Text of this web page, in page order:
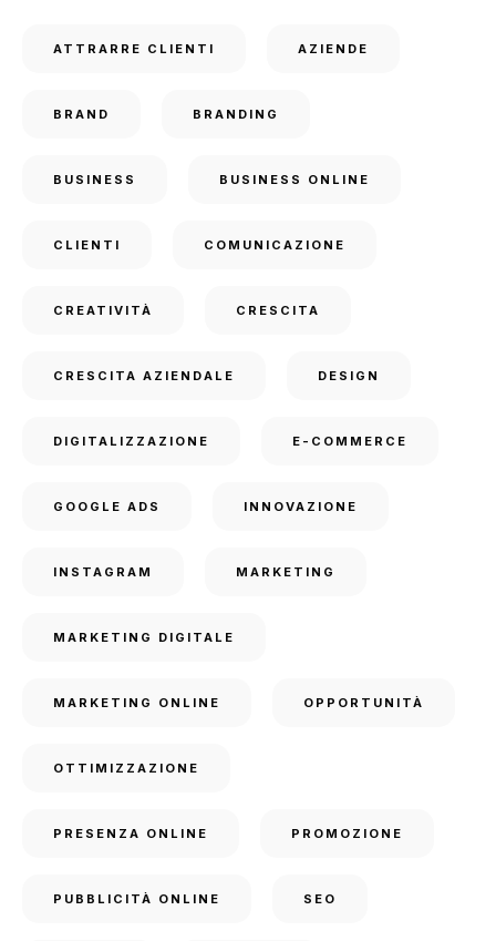
ATTRARRE CLIENTI AZIENDE
BRAND BRANDING
BUSINESS BUSINESS ONLINE
CLIENTI COMUNICAZIONE
CREATIVITÀ CRESCITA
CRESCITA AZIENDALE DESIGN
DIGITALIZZAZIONE E-COMMERCE
GOOGLE ADS INNOVAZIONE
INSTAGRAM MARKETING
MARKETING DIGITALE
MARKETING ONLINE OPPORTUNITÀ
OTTIMIZZAZIONE
PRESENZA ONLINE PROMOZIONE
PUBBLICITÀ ONLINE SEO